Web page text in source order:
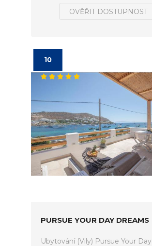
OVĚŘIT DOSTUPNOST
10
PURSUE YOUR DAY DREAMS
Ubytování (Vily) Pursue Your Day